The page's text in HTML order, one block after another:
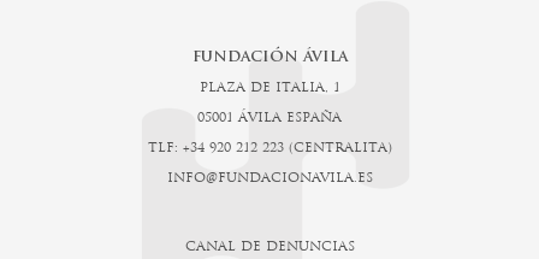
FUNDACIÓN ÁVILA
PLAZA DE ITALIA, 1
05001 ÁVILA ESPAÑA
TLF: +34 920 212 223 (CENTRALITA)
INFO@FUNDACIONAVILA.ES
CANAL DE DENUNCIAS